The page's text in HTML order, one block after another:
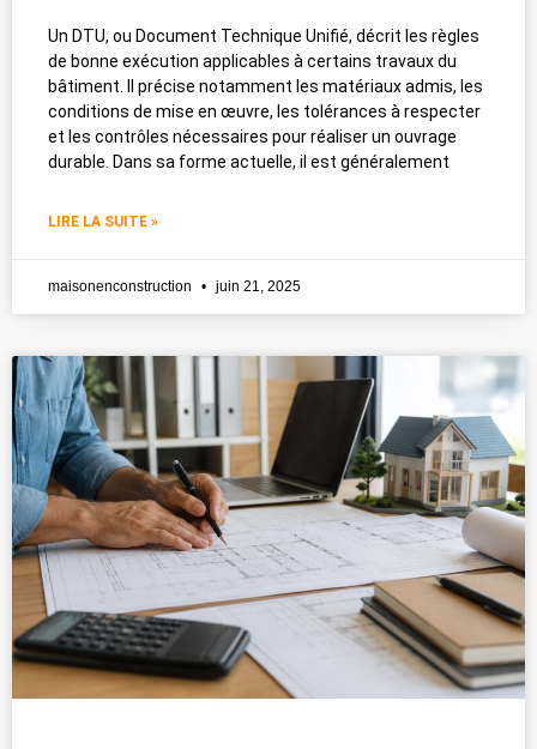
Un DTU, ou Document Technique Unifié, décrit les règles
de bonne exécution applicables à certains travaux du
bâtiment. Il précise notamment les matériaux admis, les
conditions de mise en œuvre, les tolérances à respecter
et les contrôles nécessaires pour réaliser un ouvrage
durable. Dans sa forme actuelle, il est généralement
LIRE LA SUITE »
maisonenconstruction juin 21, 2025